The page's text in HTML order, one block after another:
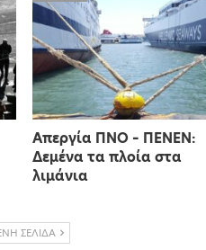
Απεργία ΠΝΟ – ΠΕΝΕΝ:
Δεμένα τα πλοία στα
λιμάνια
ΣΕΛΊΔΑ